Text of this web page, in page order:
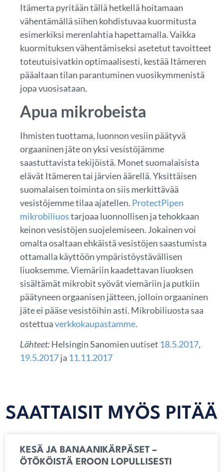
Itämerta pyritään tällä hetkellä hoitamaan
vähentämällä siihen kohdistuvaa kuormitusta
esimerkiksi merenlahtia hapettamalla. Vaikka
kuormituksen vähentämiseksi asetetut tavoitteet
toteutuisivatkin optimaalisesti, kestää Itämeren
pääaltaan tilan parantuminen vuosikymmenistä
jopa vuosisataan.
Apua mikrobeista
Ihmisten tuottama, luonnon vesiin päätyvä
orgaaninen jäte on yksi vesistöjämme
saastuttavista tekijöistä. Monet suomalaisista
elävät Itämeren tai järvien äärellä. Yksittäisen
suomalaisen toiminta on siis merkittävää
vesistöjemme tilaa ajatellen. ProtectPipen
mikrobiliuostarjoaa luonnollisen ja tehokkaan
keinon vesistöjen suojelemiseen. Jokainen voi
omalta osaltaan ehkäistä vesistöjen saastumista
ottamalla käyttöön ympäristöystävällisen
liuoksemme. Viemäriin kaadettavan liuoksen
sisältämät mikrobit syövät viemäriin ja putkiin
päätyneen orgaanisen jätteen, jolloin orgaaninen
jäte ei pääse vesistöihin asti. Mikrobiliuosta saa
ostettuaverkkokaupastamme.
Lähteet:Helsingin Sanomien uutiset 18.5.2017,
19.5.2017ja 11.11.2017
SAATTAISIT MYÖS PITÄÄ
KESÄ JA BANAANIKÄRPÄSET –
ÖTÖKÖISTÄ EROON LOPULLISESTI